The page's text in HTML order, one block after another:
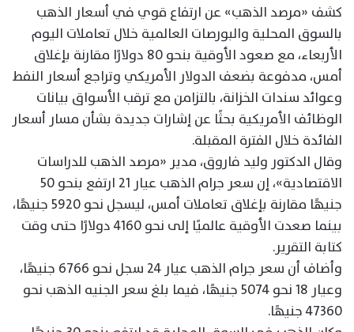
كشف «مرصد الذهب» عن ارتفاع قوي في أسعار الذهب
بالسوق المحلية والبورصات العالمية خلال تعاملات اليوم
الأربعاء، مع صعود الأوقية بنحو 80 دولارًا مقارنة بإغلاق
أمس، مدفوعة بضعف الدولار الأمريكي وتراجع أسعار النفط
وعوائد سندات الخزانة، بالتزامن مع ترقب الأسواق بيانات
الوظائف الأمريكية بحثًا عن إشارات جديدة بشأن مسار أسعار
الفائدة خلال الفترة المقبلة.
وقال الدكتور وليد فاروق، مدير «مرصد الذهب للدراسات
الاقتصادية»، إن سعر جرام الذهب عيار 21 ارتفع بنحو 50
جنيهًا مقارنة بإغلاق تعاملات أمس، ليسجل نحو 5920 جنيهًا،
بينما صعدت الأوقية عالميًا إلى نحو 4160 دولارًا حتى وقت
كتابة التقرير.
وأضاف أن سعر جرام الذهب عيار 24 سجل نحو 6766 جنيهًا،
وعيار 18 نحو 5074 جنيهًا، فيما بلغ سعر الجنيه الذهب نحو
47360 جنيهًا.